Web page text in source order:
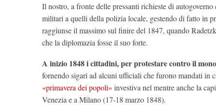
Il nostro, a fronte delle pressanti richieste di
militari a quelli della polizia locale, gestendo di fatto in
raggiunse il massimo sul finire del 1847, quando
che la diplomazia fosse il suo forte.
A inizio 1848 i cittadini, per protestare contro il
fornendo sigari ad alcuni ufficiali che furono mandati in
«primavera dei popoli» investiva nel mentre anche la
Venezia e a Milano (17-18 marzo 1848).